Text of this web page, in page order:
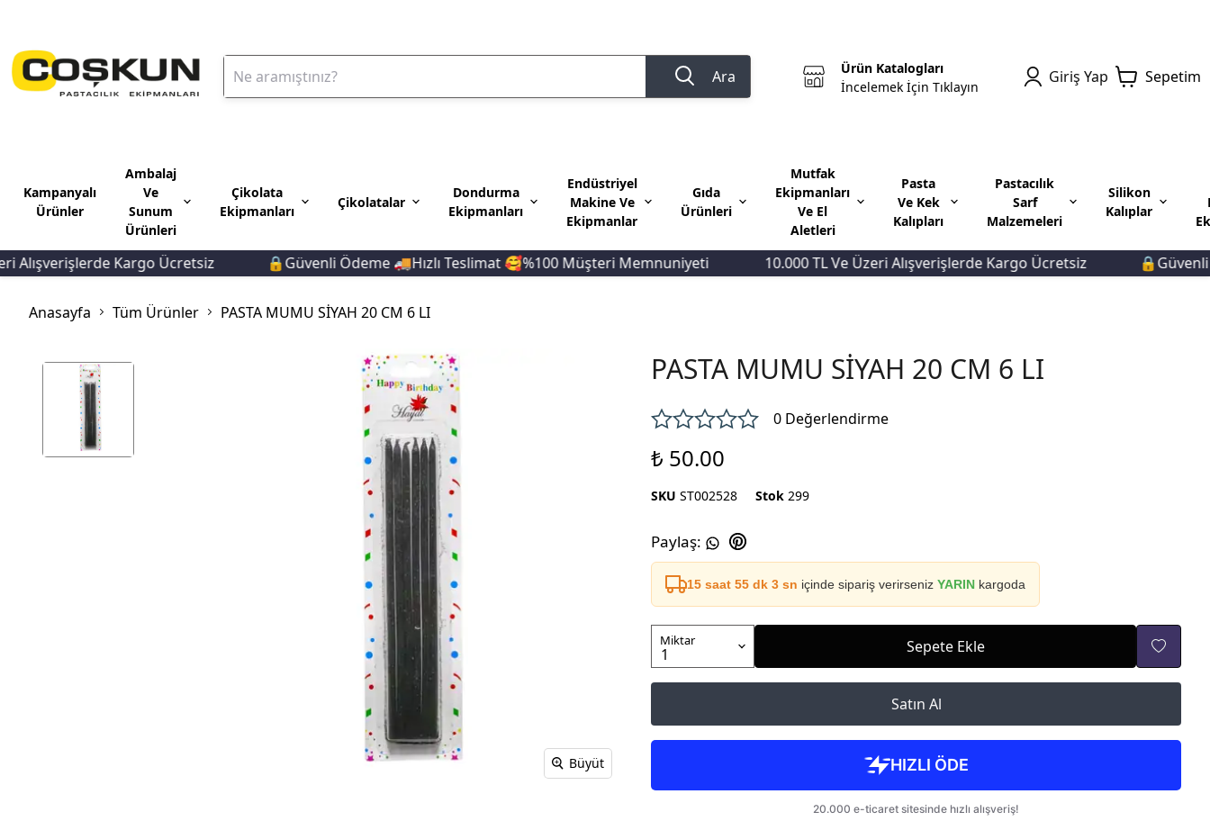
Ara
Ürün Katalogları
İncelemek İçin Tıklayın
Giriş Yap Sepetim
Kampanyalı
Ürünler
Ambalaj
Ve
Sunum
Ürünleri
Çikolata
Ekipmanları
Çikolatalar
Dondurma
Ekipmanları
Endüstriyel
Makine Ve
Ekipmanlar
Gıda
Ürünleri
Mutfak
Ekipmanları
Ve El
Aletleri
Pasta
Ve Kek
Kalıpları
Pastacılık
Sarf
Malzemeleri
Silikon
Kalıplar
Kargo Ücretsiz 🔒Güvenli Ödeme 🚚Hızlı Teslimat 🥰%100 Müşteri Memnuniyeti 10.000 TL Ve Üzeri Alışverişlerde Kargo Ücretsiz 🔒Güvenli
Anasayfa Tüm Ürünler PASTA MUMU SİYAH 20 CM 6 LI
Büyüt
PASTA MUMU SİYAH 20 CM 6 LI
0 Değerlendirme
₺ 50.00
SKU ST002528 Stok 299
Paylaş:
15 saat 55 dk 3 sn içinde sipariş verirsenizYARIN kargoda
Miktar Sepete Ekle
Satın Al